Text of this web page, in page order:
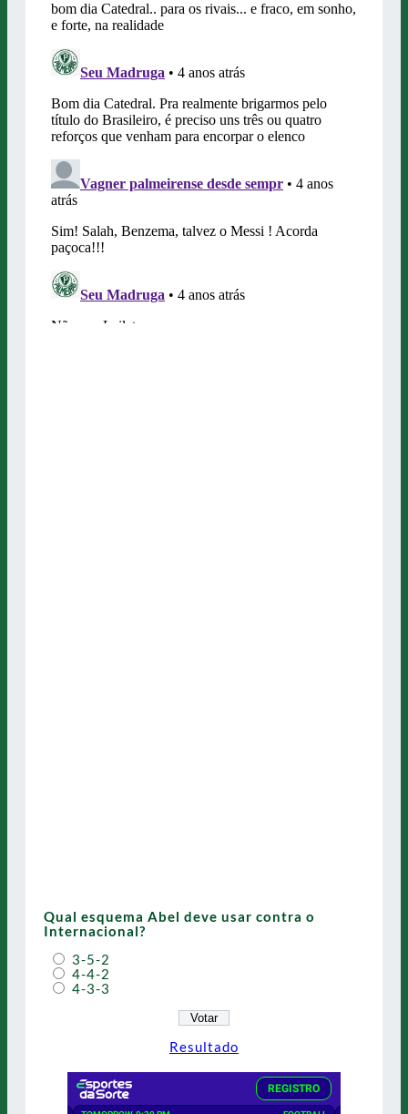
Qual esquema Abel deve usar contra o
Internacional?
3-5-2
4-4-2
4-3-3
Resultado